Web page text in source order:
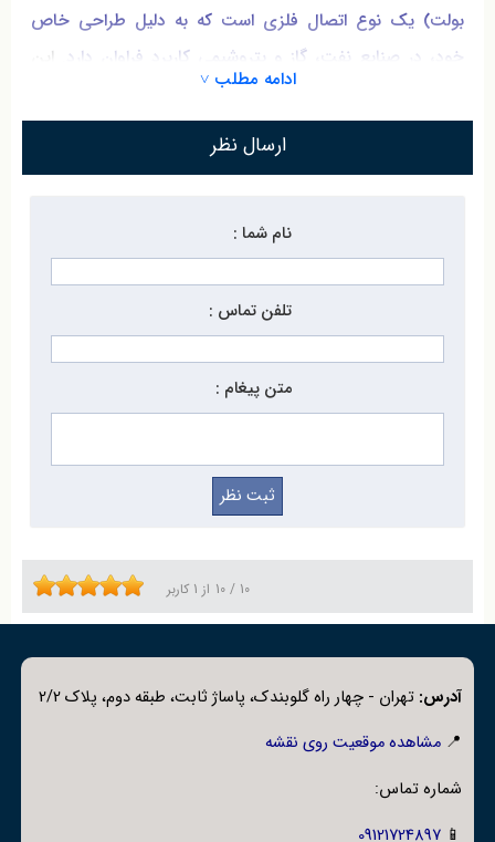
بولت) یک نوع اتصال فلزی است که به دلیل طراحی خاص
خود، در صنایع نفت، گاز و پتروشیمی کاربرد فراوان دارد.
این
پیچ‌ها معمولاً در محیط‌های با فشار و دمای بالا به کار می‌روند
و به‌صورت کامل رزوه شده‌اند تا استحکام بیشتری ایجاد کنند.
مهره استاد بولت با کیفیت تضمینی و قیمت مناسب، می‌توانید
خدمات فروش پیچ تمام رزوه به صورت عمده و جزئی برای
پیچ تمام رزوه و مهره (استاد بولت)
بالا مانند صنایع نفت، گاز و پتروشیمی استفاده می‌شود. این
پیچ‌ها به‌طور کامل رزوه شده‌اند و به همراه مهره، اتصال بسیار
از فروشگاه مرکز تاسیسات تضمین کیفیت و استاندارد
بالای محصول را به همراه دارد.قیمت پیچ تمام رزوه و مهره
بسته به نوع متریال و سایز متغیر است و ما بهترین گزینه‌ها را
با خدماتفروش پیچ تمام رزوه و مهره استاد بولتبه مشتریان
خود ارائه می‌دهیم.
فروش پیچ تمام رزوه و مهره - استاد بولت
ادامه مطلب ˅
ارسال نظر
نام شما :
تلفن تماس :
متن پیغام :
10 / 10 از 1 کاربر
آدرس: تهران - چهار راه گلوبندک، پاساژ ثابت، طبقه دوم، پلاک 2/2
📍مشاهده موقعیت روی نقشه
شماره تماس:
📱
09121724897